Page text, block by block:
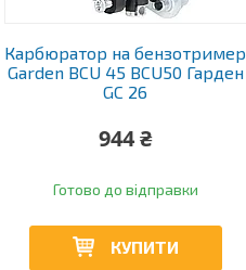
Карбюратор на бензотример
Garden BCU 45 BCU50 Гарден
GC 26
944 ₴
Готово до відправки
КУПИТИ